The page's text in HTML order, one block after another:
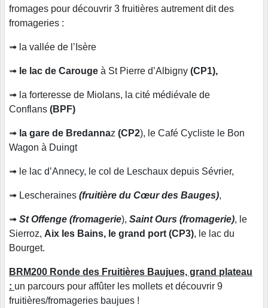
fromages pour découvrir 3 fruitières autrement dit des
fromageries :
➟ la vallée de l’Isère
➟ le lac de Carouge à St Pierre d’Albigny (CP1),
➟ la forteresse de Miolans, la cité médiévale de
Conflans (BPF)
➟ la gare de Bredannaz (CP2), le Café Cycliste le Bon
Wagon à Duingt
➟ le lac d’Annecy, le col de Leschaux depuis Sévrier,
➟ Lescheraines (fruitière du Cœur des Bauges),
➟ St Offenge (fromagerie), Saint Ours (fromagerie), le
Sierroz, Aix les Bains, le grand port (CP3), le lac du
Bourget.
BRM200 Ronde des Fruitières Baujues, grand plateau
: un parcours pour affûter les mollets et découvrir 9
fruitières/fromageries baujues !